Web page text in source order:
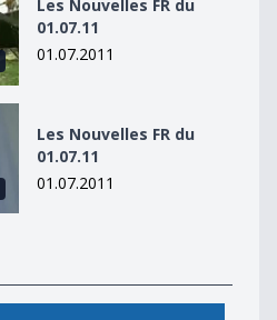
Les Nouvelles FR du
01.07.11
01.07.2011
Les Nouvelles FR du
01.07.11
01.07.2011